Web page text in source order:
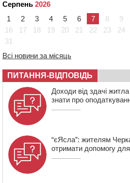
мопедом: двоє людей у лікарні
09:42
Ветерани МСК “Дніпро”
України
08:57
670 тис грн штрафу за
Мокрокалигірського
07:23 Уманські міграційники
який відсидів термін у колонії
Серпень 2026
1
2 3 4 5 6 7 8 9
16
17 18 19 20 21 22 23 24
31
Всі новини за місяць
ПИТАННЯ-ВІДПОВІДЬ
Доходи від здачі
знати про
“єЯсла”: жителям
отримати допомогу